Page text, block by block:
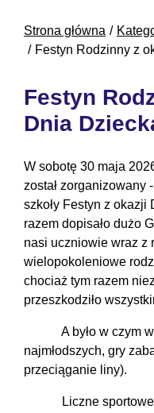
Strona główna
Festyn Rodzinny z
Festyn
Dnia
W sobotę 30 maja
został zorganizowany
szkoły Festyn z okazji
razem dopisało dużo
nasi uczniowie wraz z
wielopokoleniowe
chociaż tym razem
przeszkodziło
A było w czym
najmłodszych, gry
przeciąganie liny).
Liczne sportowe